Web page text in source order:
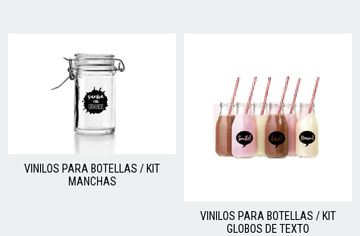
VINILOS PARA BOTELLAS / KIT
MANCHAS
VINILOS PARA BOTELLAS / KIT
GLOBOS DE TEXTO